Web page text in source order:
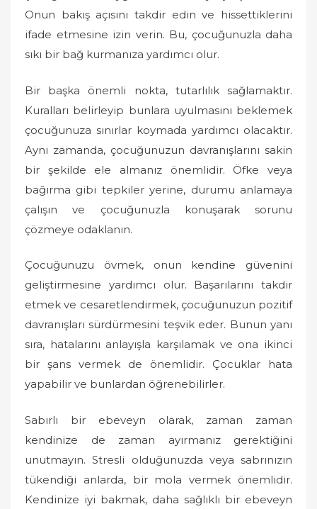
Onun bakış açısını takdir edin ve hissettiklerini
ifade etmesine izin verin. Bu, çocuğunuzla daha
sıkı bir bağ kurmanıza yardımcı olur.
Bir başka önemli nokta, tutarlılık sağlamaktır.
Kuralları belirleyip bunlara uyulmasını beklemek
çocuğunuza sınırlar koymada yardımcı olacaktır.
Aynı zamanda, çocuğunuzun davranışlarını sakin
bir şekilde ele almanız önemlidir. Öfke veya
bağırma gibi tepkiler yerine, durumu anlamaya
çalışın ve çocuğunuzla konuşarak sorunu
çözmeye odaklanın.
Çocuğunuzu övmek, onun kendine güvenini
geliştirmesine yardımcı olur. Başarılarını takdir
etmek ve cesaretlendirmek, çocuğunuzun pozitif
davranışları sürdürmesini teşvik eder. Bunun yanı
sıra, hatalarını anlayışla karşılamak ve ona ikinci
bir şans vermek de önemlidir. Çocuklar hata
yapabilir ve bunlardan öğrenebilirler.
Sabırlı bir ebeveyn olarak, zaman zaman
kendinize de zaman ayırmanız gerektiğini
unutmayın. Stresli olduğunuzda veya sabrınızın
tükendiği anlarda, bir mola vermek önemlidir.
Kendinize iyi bakmak, daha sağlıklı bir ebeveyn